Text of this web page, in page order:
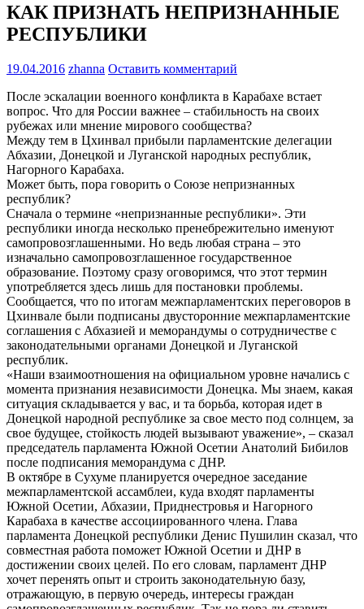
КАК ПРИЗНАТЬ НЕПРИЗНАННЫЕ
РЕСПУБЛИКИ
19.04.2016 zhanna Оставить комментарий
После эскалации военного конфликта в Карабахе встает
вопрос. Что для России важнее – стабильность на своих
рубежах или мнение мирового сообщества?
Между тем в Цхинвал прибыли парламентские делегации
Абхазии, Донецкой и Луганской народных республик,
Нагорного Карабаха.
Может быть, пора говорить о Союзе непризнанных
республик?
Сначала о термине «непризнанные республики». Эти
республики иногда несколько пренебрежительно именуют
самопровозглашенными. Но ведь любая страна – это
изначально самопровозглашенное государственное
образование. Поэтому сразу оговоримся, что этот термин
употребляется здесь лишь для постановки проблемы.
Сообщается, что по итогам межпарламентских переговоров в
Цхинвале были подписаны двусторонние межпарламентские
соглашения с Абхазией и меморандумы о сотрудничестве с
законодательными органами Донецкой и Луганской
республик.
«Наши взаимоотношения на официальном уровне начались с
момента признания независимости Донецка. Мы знаем, какая
ситуация складывается у вас, и та борьба, которая идет в
Донецкой народной республике за свое место под солнцем, за
свое будущее, стойкость людей вызывают уважение», – сказал
председатель парламента Южной Осетии Анатолий Бибилов
после подписания меморандума с ДНР.
В октябре в Сухуме планируется очередное заседание
межпарламентской ассамблеи, куда входят парламенты
Южной Осетии, Абхазии, Приднестровья и Нагорного
Карабаха в качестве ассоциированного члена. Глава
парламента Донецкой республики Денис Пушилин сказал, что
совместная работа поможет Южной Осетии и ДНР в
достижении своих целей. По его словам, парламент ДНР
хочет перенять опыт и строить законодательную базу,
отражающую, в первую очередь, интересы граждан